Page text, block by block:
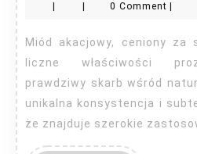
0 Comment
Miód akacjowy, ceniony za swój delikatny smak i
liczne właściwości
prawdziwy skarb wśród
unikalna konsystencja i
że znajduje szerokie